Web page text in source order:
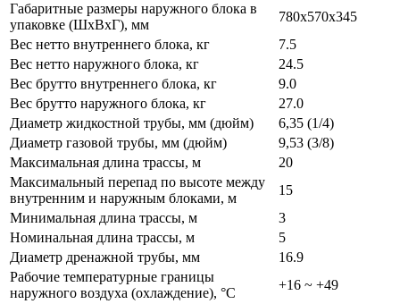
Габаритные размеры наружного блока в
упаковке (ШxВxГ), мм
780x570x345
Вес нетто внутреннего блока, кг
7.5
Вес нетто наружного блока, кг
24.5
Вес брутто внутреннего блока, кг
9.0
Вес брутто наружного блока, кг
27.0
Диаметр жидкостной трубы, мм (дюйм)
6,35 (1/4)
Диаметр газовой трубы, мм (дюйм)
9,53 (3/8)
Максимальная длина трассы, м
20
Максимальный перепад по высоте между
внутренним и наружным блоками, м
15
Минимальная длина трассы, м
3
Номинальная длина трассы, м
5
Диаметр дренажной трубы, мм
16.9
Рабочие температурные границы
наружного воздуха (охлаждение), °C
+16 ~ +49